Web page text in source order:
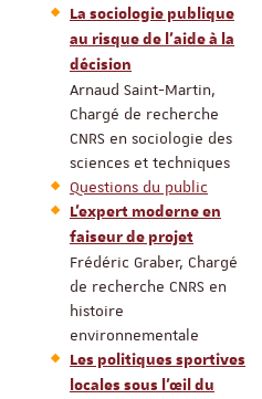
La sociologie publique
au risque de l’aide à la
décision
Arnaud Saint-Martin,
Chargé de recherche
CNRS en sociologie des
sciences et techniques
Questions du public
L’expert moderne en
faiseur de projet
Frédéric Graber, Chargé
de recherche CNRS en
histoire
environnementale
Les politiques sportives
locales sous l’œil du